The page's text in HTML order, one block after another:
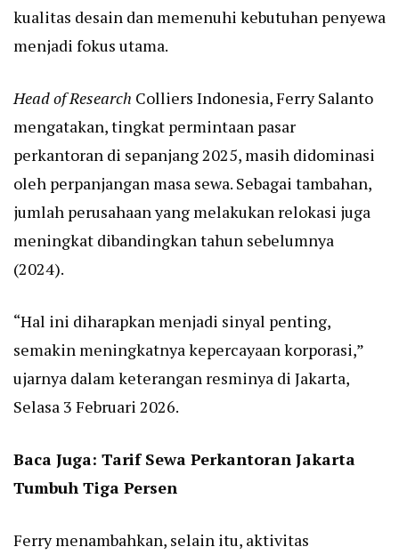
kualitas desain dan memenuhi kebutuhan penyewa
menjadi fokus utama.
Head of Research Colliers Indonesia, Ferry Salanto
mengatakan, tingkat permintaan pasar
perkantoran di sepanjang 2025, masih didominasi
oleh perpanjangan masa sewa. Sebagai tambahan,
jumlah perusahaan yang melakukan relokasi juga
meningkat dibandingkan tahun sebelumnya
(2024).
“Hal ini diharapkan menjadi sinyal penting,
semakin meningkatnya kepercayaan korporasi,”
ujarnya dalam keterangan resminya di Jakarta,
Selasa 3 Februari 2026.
Baca Juga: Tarif Sewa Perkantoran Jakarta
Tumbuh Tiga Persen
Ferry menambahkan, selain itu, aktivitas